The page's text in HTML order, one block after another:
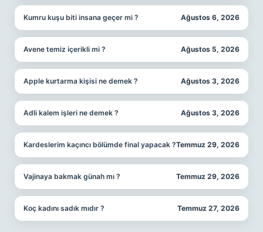
Kumru kuşu biti insana geçer mi ? Ağustos 6, 2026
Avene temiz içerikli mi ? Ağustos 5, 2026
Apple kurtarma kişisi ne demek ? Ağustos 3, 2026
Adli kalem işleri ne demek ? Ağustos 3, 2026
Kardeslerim kaçıncı bölümde final yapacak ?Temmuz 29, 2026
Vajinaya bakmak günah mı ? Temmuz 29, 2026
Koç kadını sadık mıdır ? Temmuz 27, 2026